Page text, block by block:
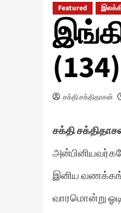
Featured
(134)
சக்தி சக்திதாசன்
சக்தி
இனிய
வாரமொன்று